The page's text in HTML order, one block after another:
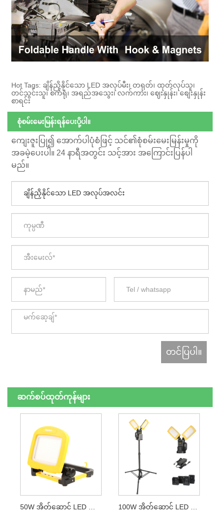
Hot Tags: ချိန်ညှိနိုင်သော LED အလုပ်မီး၊ တရုတ်၊ ထုတ်လုပ်သူ၊
တင်သွင်းသူ၊ စက်ရုံ၊ အရည်အသွေး၊ လက်ကား၊ ဈေးနှုန်း၊ စျေးနှုန်း
စာရင်း
စုံစမ်းမေးမြန်းရန်ပေးပို့ပါ။
ကျေးဇူးပြု၍ အောက်ပါပုံစံဖြင့် သင်၏စုံစမ်းမေးမြန်းမှုကို
အခမဲ့ပေးပါ။ 24 နာရီအတွင်း သင့်အား အကြောင်းပြန်ပါ
မည်။
ဆက်စပ်ထုတ်ကုန်များ